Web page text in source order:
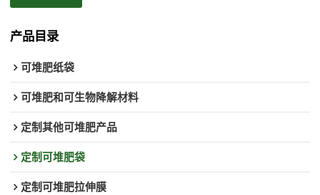
产品目录
可堆肥纸袋
可堆肥和可生物降解材料
定制其他可堆肥产品
定制可堆肥袋
定制可堆肥拉伸膜